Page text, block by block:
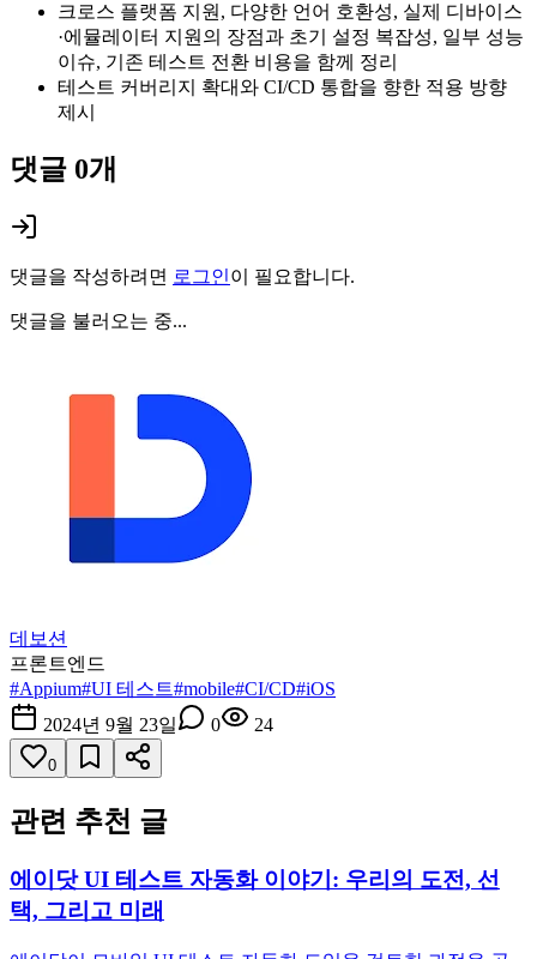
크로스 플랫폼 지원, 다양한 언어 호환성, 실제 디바이스
·에뮬레이터 지원의 장점과 초기 설정 복잡성, 일부 성능
이슈, 기존 테스트 전환 비용을 함께 정리
테스트 커버리지 확대와 CI/CD 통합을 향한 적용 방향
제시
댓글 0개
댓글을 작성하려면 로그인이 필요합니다.
댓글을 불러오는 중...
데보션
프론트엔드
#Appium#UI 테스트#mobile#CI/CD#iOS
2024년 9월 23일
0 24
0
관련 추천 글
에이닷 UI 테스트 자동화 이야기: 우리의 도전, 선
택, 그리고 미래